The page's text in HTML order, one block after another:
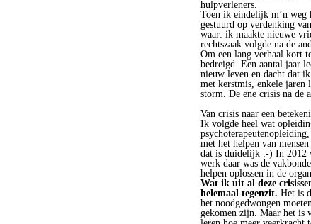
hulpverleners.
Toen ik eindelijk m’n weg
gestuurd op verdenking
waar: ik maakte nieuwe
rechtszaak volgde na de
Om een lang verhaal kort
bedreigd. Een aantal jaar
nieuw leven en dacht dat
met kerstmis, enkele jaren
storm. De ene crisis na de
Van crisis naar een
Ik volgde heel wat
met het helpen van
dat is duidelijk :-) In 2012
werk daar was de
helpen oplossen in de
Wat ik uit al deze
helemaal tegenzit. Het is
het noodgedwongen
gekomen zijn. Maar het is